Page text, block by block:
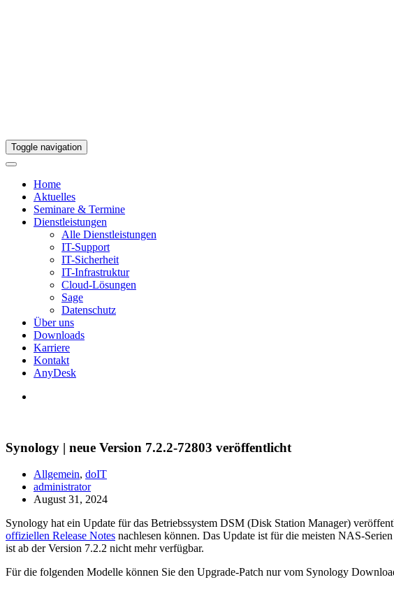
Toggle navigation
Home
Aktuelles
Seminare & Termine
Dienstleistungen
Alle Dienstleistungen
IT-Support
IT-Sicherheit
IT-Infrastruktur
Cloud-Lösungen
Sage
Datenschutz
Über uns
Downloads
Karriere
Kontakt
AnyDesk
Synology | neue Version 7.2.2-72803 veröffentlicht
Allgemein, doIT
administrator
August 31, 2024
Synology hat ein Update für das Betriebssystem DSM (Disk Station Manager)
offiziellen Release Notes nachlesen können. Das Update ist für die meisten NAS-
ist ab der Version 7.2.2 nicht mehr verfügbar.
Für die folgenden Modelle können Sie den Upgrade-Patch nur vom Synology